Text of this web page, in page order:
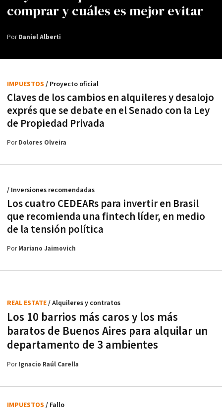
comprar y cuáles es mejor evitar
PorDaniel Alberti
Claves de los cambios en alquileres y desalojo
exprés que se debate en el Senado con la Ley
de Propiedad Privada
IMPUESTOS / Proyecto oficial
PorDolores Olveira
Los cuatro CEDEARs para invertir en Brasil
que recomienda una fintech líder, en medio
de la tensión política
/ Inversiones recomendadas
PorMariano Jaimovich
Los 10 barrios más caros y los más
baratos de Buenos Aires para alquilar un
departamento de 3 ambientes
REAL ESTATE/ Alquileres y contratos
PorIgnacio Raúl Carella
IMPUESTOS / Fallo